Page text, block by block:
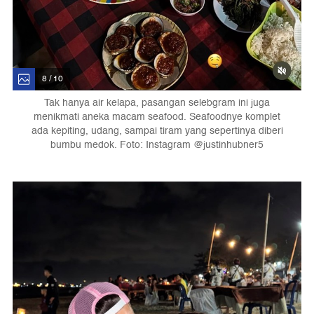
8 / 10
Tak hanya air kelapa, pasangan selebgram ini juga
menikmati aneka macam seafood. Seafoodnye komplet
ada kepiting, udang, sampai tiram yang sepertinya diberi
bumbu medok. Foto: Instagram @justinhubner5